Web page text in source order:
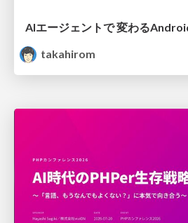
AIエージェントで 変わる
takahirom